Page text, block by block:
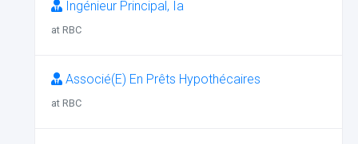
Ingénieur Principal, Ia
at RBC
Associé(E) En Prêts Hypothécaires
at RBC